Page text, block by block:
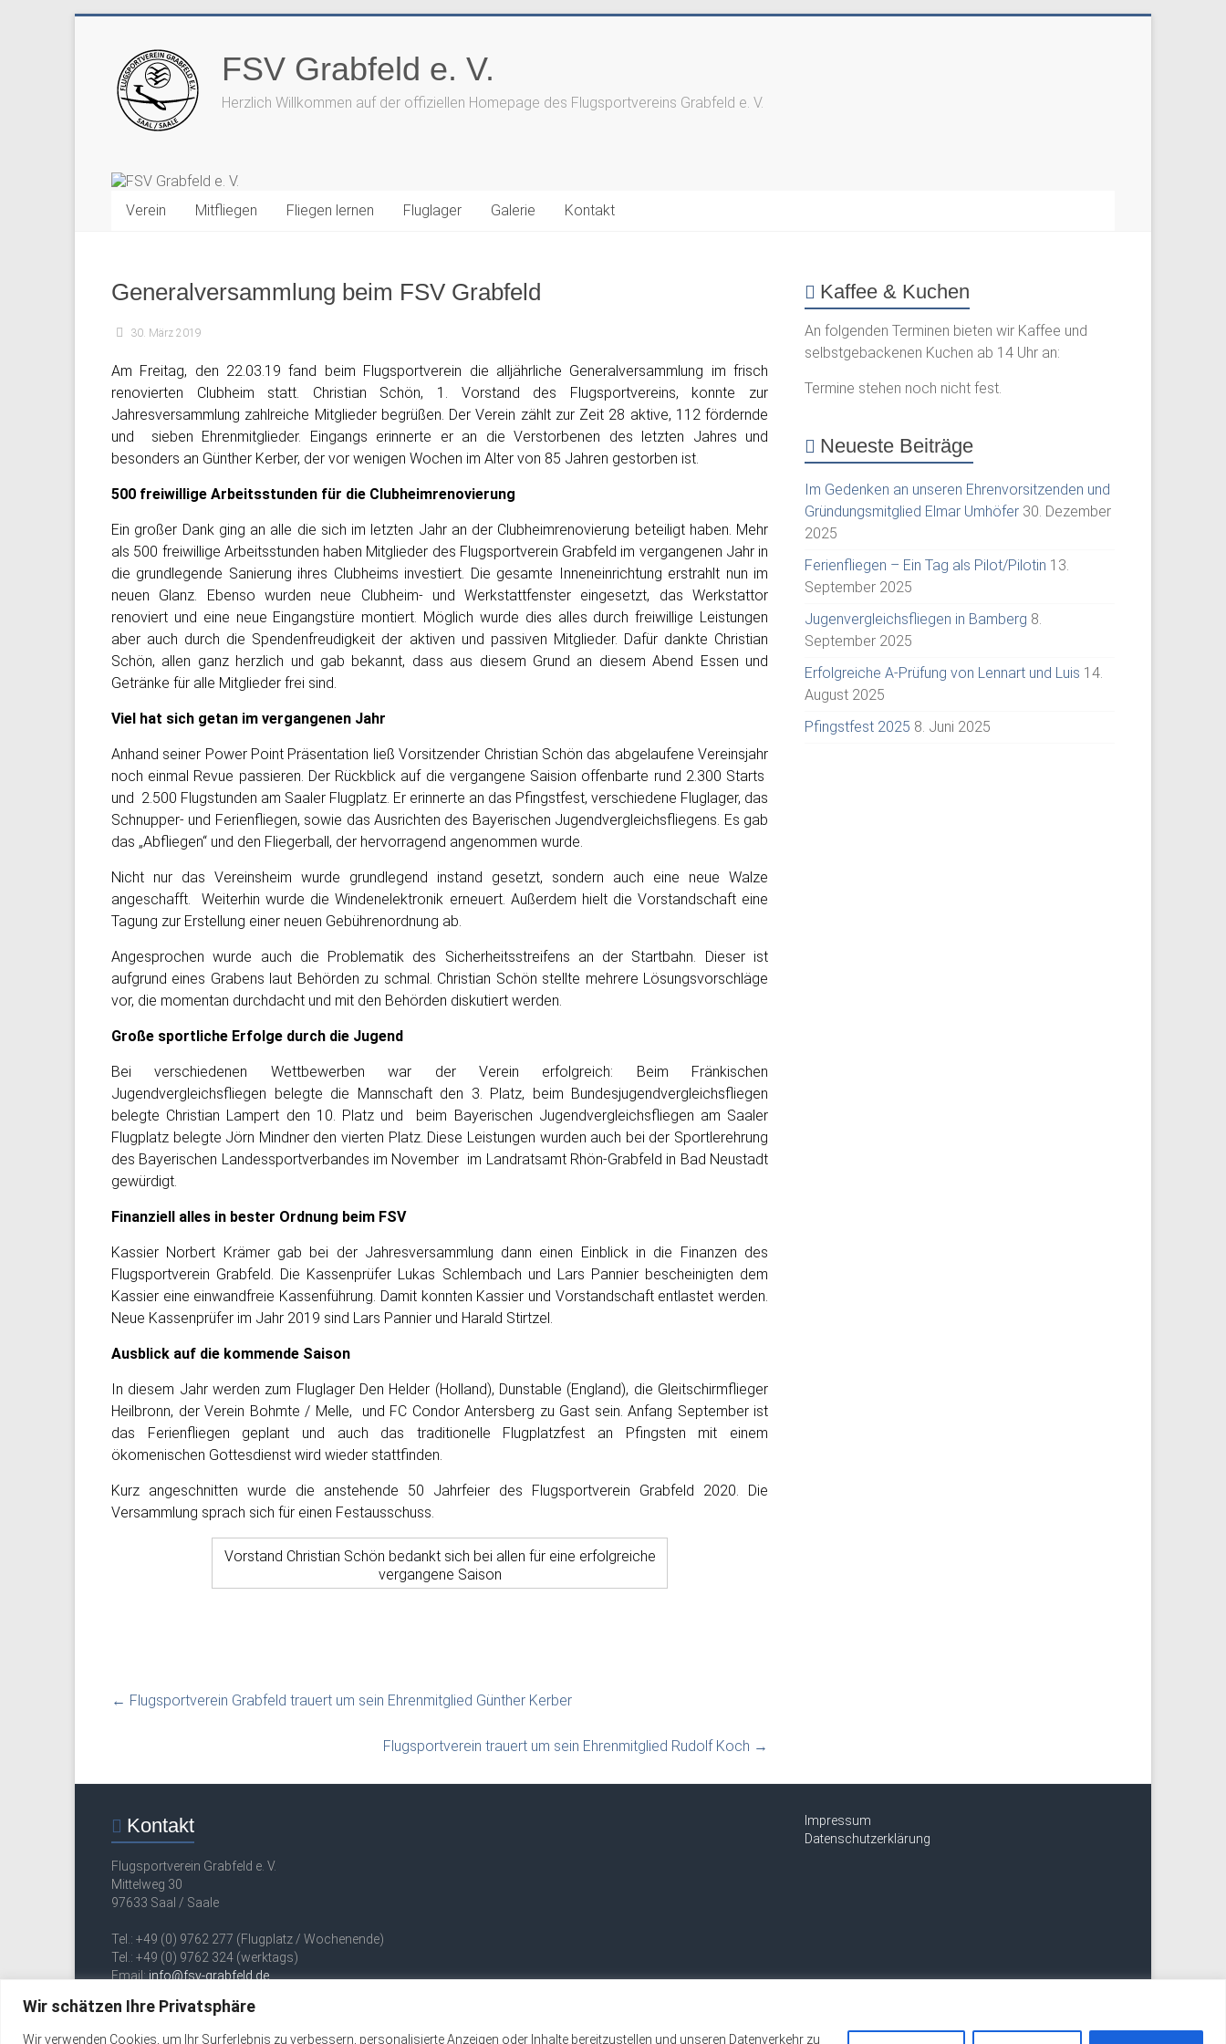
Wir schätzen Ihre Privatsphäre
Wir verwenden Cookies, um Ihr Surferlebnis zu verbessern, personalisierte Anzeigen oder Inhalte bereitzustellen und unseren Datenverkehr zu
springen
FSV Grabfeld e. V.
Herzlich Willkommen auf der offiziellen Homepage des Flugsportvereins Grabfeld e. V.
Verein Mitfliegen Fliegen lernen Fluglager Galerie Kontakt
Generalversammlung beim FSV Grabfeld
30. März 2019
Am Freitag, den 22.03.19 fand beim Flugsportverein die alljährliche Generalversammlung im frisch
renovierten Clubheim statt. Christian Schön, 1. Vorstand des Flugsportvereins, konnte zur
Jahresversammlung zahlreiche Mitglieder begrüßen. Der Verein zählt zur Zeit 28 aktive, 112 fördernde
und sieben Ehrenmitglieder. Eingangs erinnerte er an die Verstorbenen des letzten Jahres und
besonders an Günther Kerber, der vor wenigen Wochen im Alter von 85 Jahren gestorben ist.
500 freiwillige Arbeitsstunden für die Clubheimrenovierung
Ein großer Dank ging an alle die sich im letzten Jahr an der Clubheimrenovierung beteiligt haben. Mehr
als 500 freiwillige Arbeitsstunden haben Mitglieder des Flugsportverein Grabfeld im vergangenen Jahr in
die grundlegende Sanierung ihres Clubheims investiert. Die gesamte Inneneinrichtung erstrahlt nun im
neuen Glanz. Ebenso wurden neue Clubheim- und Werkstattfenster eingesetzt, das Werkstattor
renoviert und eine neue Eingangstüre montiert. Möglich wurde dies alles durch freiwillige Leistungen
aber auch durch die Spendenfreudigkeit der aktiven und passiven Mitglieder. Dafür dankte Christian
Schön, allen ganz herzlich und gab bekannt, dass aus diesem Grund an diesem Abend Essen und
Getränke für alle Mitglieder frei sind.
Viel hat sich getan im vergangenen Jahr
Anhand seiner Power Point Präsentation ließ Vorsitzender Christian Schön das abgelaufene Vereinsjahr
noch einmal Revue passieren. Der Rückblick auf die vergangene Saision offenbarte rund 2.300 Starts
und 2.500 Flugstunden am Saaler Flugplatz. Er erinnerte an das Pfingstfest, verschiedene Fluglager, das
Schnupper- und Ferienfliegen, sowie das Ausrichten des Bayerischen Jugendvergleichsfliegens. Es gab
das „Abfliegen“ und den Fliegerball, der hervorragend angenommen wurde.
Nicht nur das Vereinsheim wurde grundlegend instand gesetzt, sondern auch eine neue Walze
angeschafft. Weiterhin wurde die Windenelektronik erneuert. Außerdem hielt die Vorstandschaft eine
Tagung zur Erstellung einer neuen Gebührenordnung ab.
Angesprochen wurde auch die Problematik des Sicherheitsstreifens an der Startbahn. Dieser ist
aufgrund eines Grabens laut Behörden zu schmal. Christian Schön stellte mehrere Lösungsvorschläge
vor, die momentan durchdacht und mit den Behörden diskutiert werden.
Große sportliche Erfolge durch die Jugend
Bei verschiedenen Wettbewerben war der Verein erfolgreich: Beim Fränkischen
Jugendvergleichsfliegen belegte die Mannschaft den 3. Platz, beim Bundesjugendvergleichsfliegen
belegte Christian Lampert den 10. Platz und beim Bayerischen Jugendvergleichsfliegen am Saaler
Flugplatz belegte Jörn Mindner den vierten Platz. Diese Leistungen wurden auch bei der Sportlerehrung
des Bayerischen Landessportverbandes im November im Landratsamt Rhön-Grabfeld in Bad Neustadt
gewürdigt.
Finanziell alles in bester Ordnung beim FSV
Kassier Norbert Krämer gab bei der Jahresversammlung dann einen Einblick in die Finanzen des
Flugsportverein Grabfeld. Die Kassenprüfer Lukas Schlembach und Lars Pannier bescheinigten dem
Kassier eine einwandfreie Kassenführung. Damit konnten Kassier und Vorstandschaft entlastet werden.
Neue Kassenprüfer im Jahr 2019 sind Lars Pannier und Harald Stirtzel.
Ausblick auf die kommende Saison
In diesem Jahr werden zum Fluglager Den Helder (Holland), Dunstable (England), die Gleitschirmflieger
Heilbronn, der Verein Bohmte / Melle, und FC Condor Antersberg zu Gast sein. Anfang September ist
das Ferienfliegen geplant und auch das traditionelle Flugplatzfest an Pfingsten mit einem
ökomenischen Gottesdienst wird wieder stattfinden.
Kurz angeschnitten wurde die anstehende 50 Jahrfeier des Flugsportverein Grabfeld 2020. Die
Versammlung sprach sich für einen Festausschuss.
Vorstand Christian Schön bedankt sich bei allen für eine erfolgreiche
vergangene Saison
← Flugsportverein Grabfeld trauert um sein Ehrenmitglied Günther Kerber
Flugsportverein trauert um sein Ehrenmitglied Rudolf Koch →
Kaffee & Kuchen
An folgenden Terminen bieten wir Kaffee und
selbstgebackenen Kuchen ab 14 Uhr an:
Termine stehen noch nicht fest.
Neueste Beiträge
Im Gedenken an unseren Ehrenvorsitzenden und
Gründungsmitglied Elmar Umhöfer 30. Dezember
2025
Ferienfliegen – Ein Tag als Pilot/Pilotin 13.
September 2025
Jugenvergleichsfliegen in Bamberg 8.
September 2025
Erfolgreiche A-Prüfung von Lennart und Luis 14.
August 2025
Pfingstfest 2025 8. Juni 2025
Kontakt
Flugsportverein Grabfeld e. V.
Mittelweg 30
97633 Saal / Saale
Tel.: +49 (0) 9762 277 (Flugplatz / Wochenende)
Tel.: +49 (0) 9762 324 (werktags)
Email: info@fsv-grabfeld.de
Impressum
Datenschutzerklärung
Copyright © 2026 FSV Grabfeld e. V. . Alle Rechte vorbehalten.